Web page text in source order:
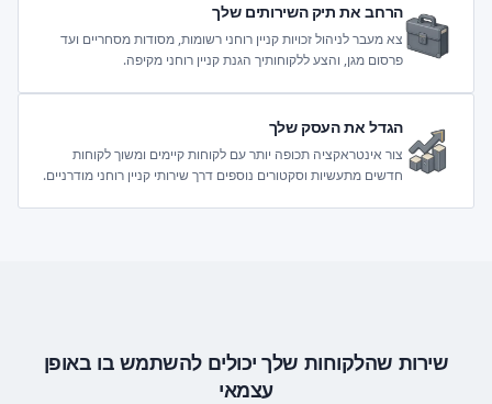
הרחב את תיק השירותים שלך
צא מעבר לניהול זכויות קניין רוחני רשומות, מסודות מסחריים ועד
פרסום מגן, והצע ללקוחותיך הגנת קניין רוחני מקיפה.
הגדל את העסק שלך
צור אינטראקציה תכופה יותר עם לקוחות קיימים ומשוך לקוחות
חדשים מתעשיות וסקטורים נוספים דרך שירותי קניין רוחני מודרניים.
שירות שהלקוחות שלך יכולים להשתמש בו באופן
עצמאי